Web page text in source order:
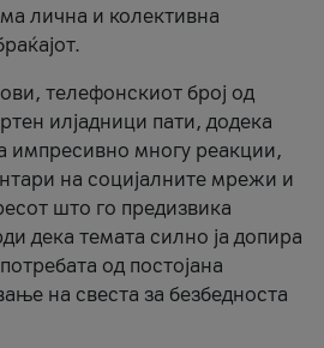
лична и колективна
телефонскиот број од
илјадници пати, додека
импресивно многу реакции,
на социјалните мрежи и
што го предизвика
дека темата силно ја допира
од постојана
на свеста за безбедноста